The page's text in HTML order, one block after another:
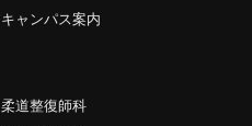
キャンパス案内
柔道整復師科